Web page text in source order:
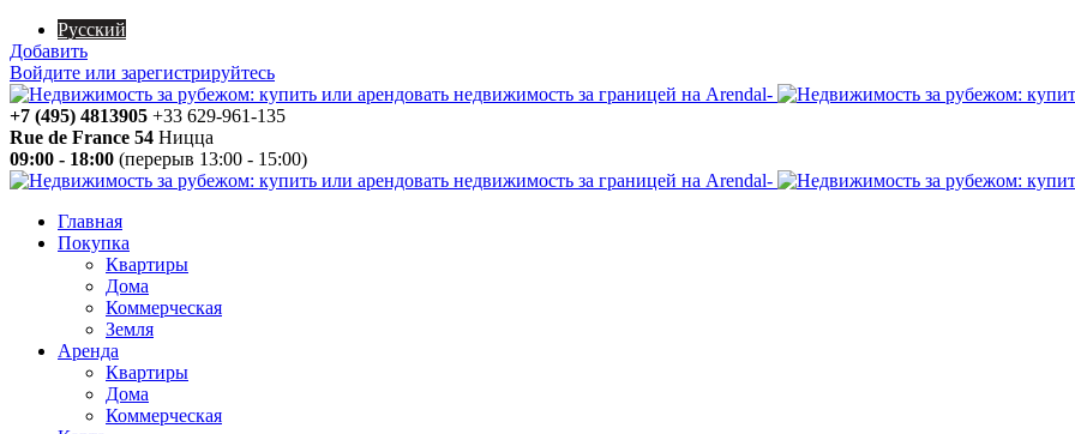
Русский
Добавить
Войдите или зарегистрируйтесь
+7 (495) 4813905 +33 629-961-135
Rue de France 54 Ницца
09:00 - 18:00 (перерыв 13:00 - 15:00)
Главная
Покупка
Квартиры
Дома
Коммерческая
Земля
Аренда
Квартиры
Дома
Коммерческая